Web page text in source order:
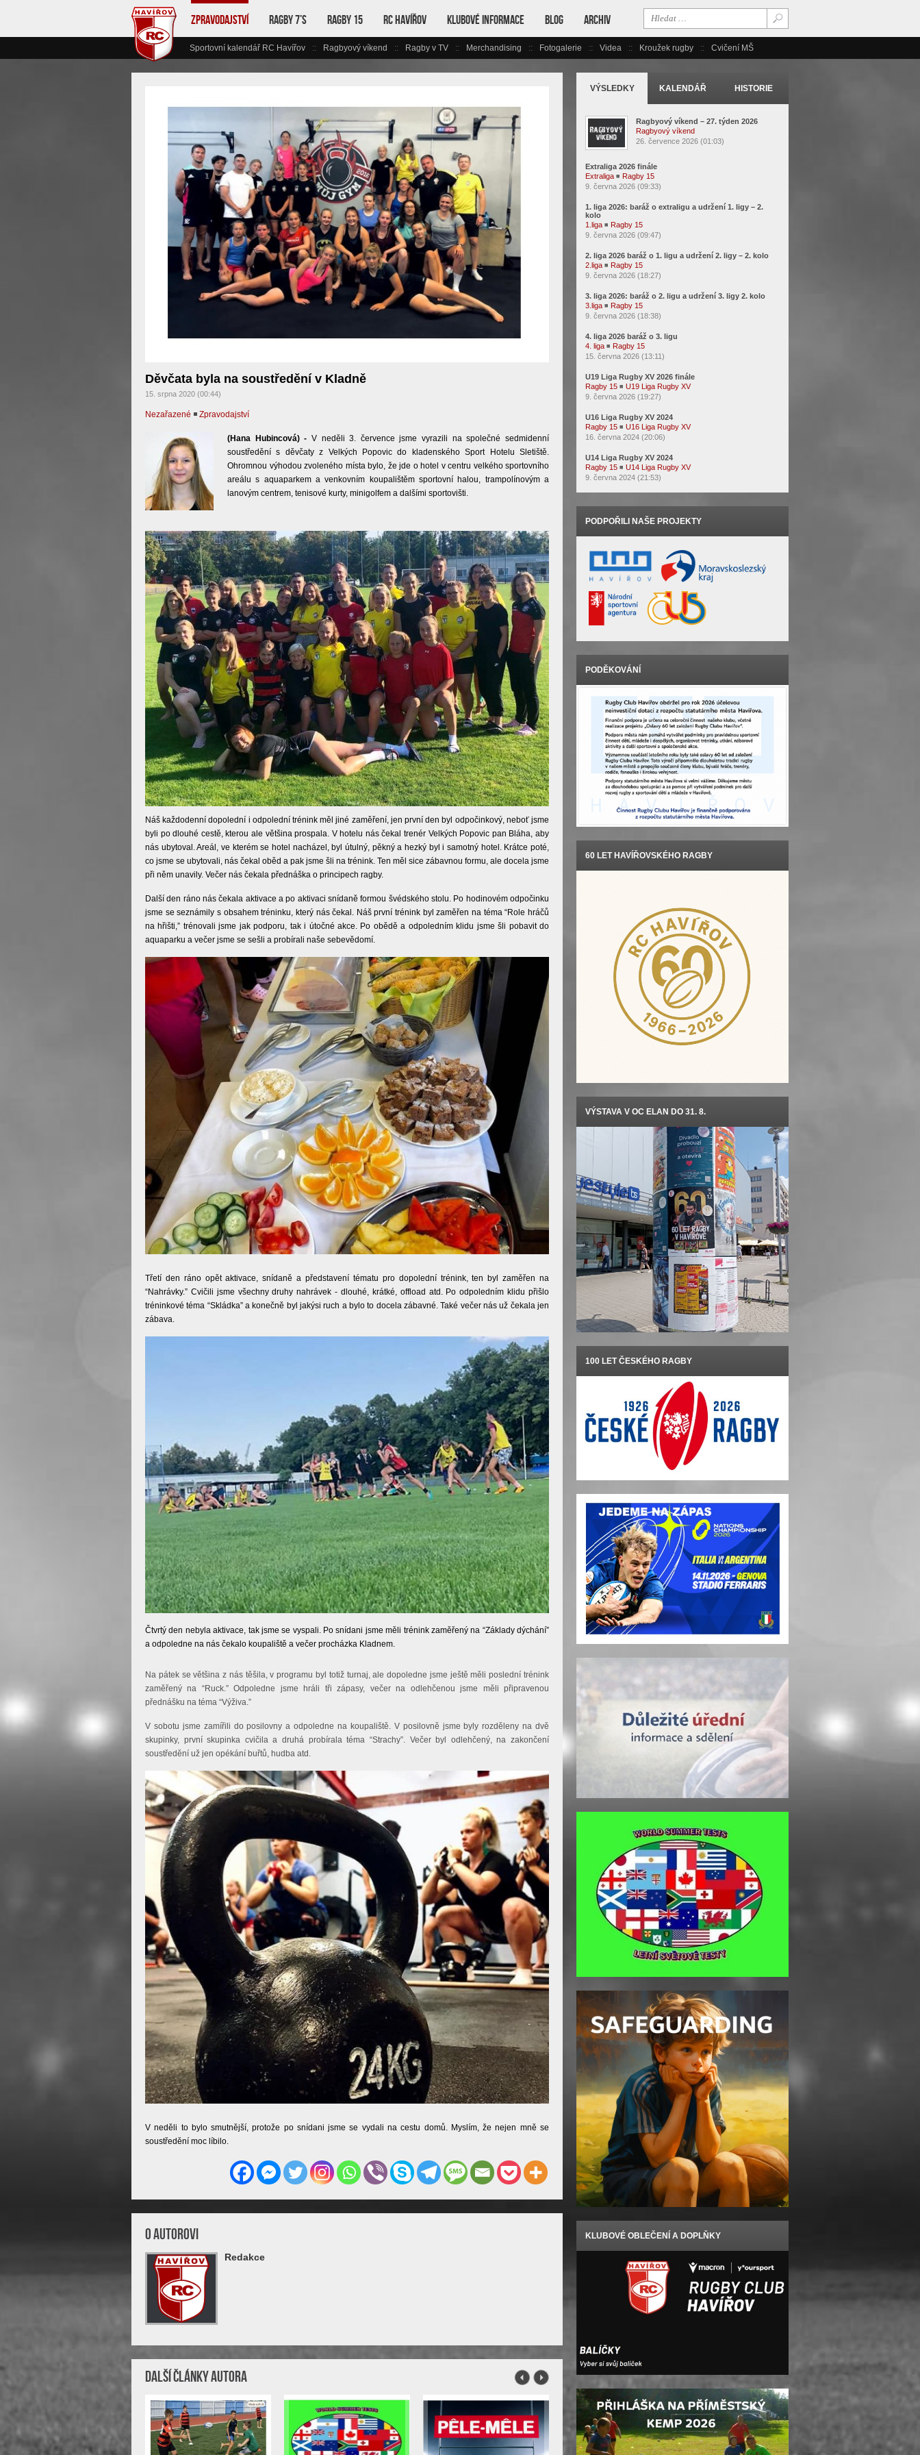
Zpravodajství Ragby 7’s Ragby 15 RC Havířov Klubové informace Blog Archiv
Sportovní kalendář RC Havířov Ragbyový víkend Ragby v TV Merchandising Fotogalerie Videa Kroužek rugby Cvičení MŠ
Děvčata byla na soustředění v Kladně
15. srpna 2020 (00:44)
Nezařazené ◾ Zpravodajství
(Hana Hubincová) - V neděli 3. července jsme vyrazili na společné sedmidenní
soustředění s děvčaty z Velkých Popovic do kladenského Sport Hotelu Sletiště.
Ohromnou výhodou zvoleného místa bylo, že jde o hotel v centru velkého sportovního
areálu s aquaparkem a venkovním koupalištěm sportovní halou, trampolínovým a
lanovým centrem, tenisové kurty, minigolfem a dalšími sportovišti.
Náš každodenní dopolední i odpolední trénink měl jiné zaměření, jen první den byl odpočinkový, neboť jsme
byli po dlouhé cestě, kterou ale většina prospala. V hotelu nás čekal trenér Velkých Popovic pan Bláha, aby
nás ubytoval. Areál, ve kterém se hotel nacházel, byl útulný, pěkný a hezký byl i samotný hotel. Krátce poté,
co jsme se ubytovali, nás čekal oběd a pak jsme šli na trénink. Ten měl sice zábavnou formu, ale docela jsme
při něm unavily. Večer nás čekala přednáška o principech ragby.
Další den ráno nás čekala aktivace a po aktivaci snídaně formou švédského stolu. Po hodinovém odpočinku
jsme se seznámily s obsahem tréninku, který nás čekal. Náš první trénink byl zaměřen na téma “Role hráčů
na hřišti,” trénovali jsme jak podporu, tak i útočné akce. Po obědě a odpoledním klidu jsme šli pobavit do
aquaparku a večer jsme se sešli a probírali naše sebevědomí.
Třetí den ráno opět aktivace, snídaně a představení tématu pro dopolední trénink, ten byl zaměřen na
“Nahrávky.” Cvičili jsme všechny druhy nahrávek - dlouhé, krátké, offload atd. Po odpoledním klidu přišlo
tréninkové téma “Skládka” a konečně byl jakýsi ruch a bylo to docela zábavné. Také večer nás už čekala jen
zábava.
Čtvrtý den nebyla aktivace, tak jsme se vyspali. Po snídani jsme měli trénink zaměřený na “Základy dýchání”
a odpoledne na nás čekalo koupaliště a večer procházka Kladnem.
Na pátek se většina z nás těšila, v programu byl totiž turnaj, ale dopoledne jsme ještě měli poslední trénink
zaměřený na “Ruck.” Odpoledne jsme hráli tři zápasy, večer na odlehčenou jsme měli připravenou
přednášku na téma “Výživa.”
V sobotu jsme zamířili do posilovny a odpoledne na koupaliště. V posilovně jsme byly rozděleny na dvě
skupinky, první skupinka cvičila a druhá probírala téma “Strachy”. Večer byl odlehčený, na zakončení
soustředění už jen opékání buřtů, hudba atd.
V neděli to bylo smutnější, protože po snídani jsme se vydali na cestu domů. Myslím, že nejen mně se
soustředění moc líbilo.
O Autorovi
Redakce
Další články autora
VÝSLEDKY KALENDÁŘ HISTORIE
Ragbyový víkend – 27. týden 2026
Ragbyový víkend
26. července 2026 (01:03)
Extraliga 2026 finále
Extraliga ◾ Ragby 15
9. června 2026 (09:33)
1. liga 2026: baráž o extraligu a udržení 1. ligy – 2.
kolo
1.liga ◾ Ragby 15
9. června 2026 (09:47)
2. liga 2026 baráž o 1. ligu a udržení 2. ligy – 2. kolo
2.liga ◾ Ragby 15
9. června 2026 (18:27)
3. liga 2026: baráž o 2. ligu a udržení 3. ligy 2. kolo
3.liga ◾ Ragby 15
9. června 2026 (18:38)
4. liga 2026 baráž o 3. ligu
4. liga ◾ Ragby 15
15. června 2026 (13:11)
U19 Liga Rugby XV 2026 finále
Ragby 15 ◾ U19 Liga Rugby XV
9. června 2026 (19:27)
U16 Liga Rugby XV 2024
Ragby 15 ◾ U16 Liga Rugby XV
16. června 2024 (20:06)
U14 Liga Rugby XV 2024
Ragby 15 ◾ U14 Liga Rugby XV
9. června 2024 (21:53)
PODPOŘILI NAŠE PROJEKTY
PODĚKOVÁNÍ
60 LET HAVÍŘOVSKÉHO RAGBY
VÝSTAVA V OC ELAN DO 31. 8.
100 LET ČESKÉHO RAGBY
KLUBOVÉ OBLEČENÍ A DOPLŇKY